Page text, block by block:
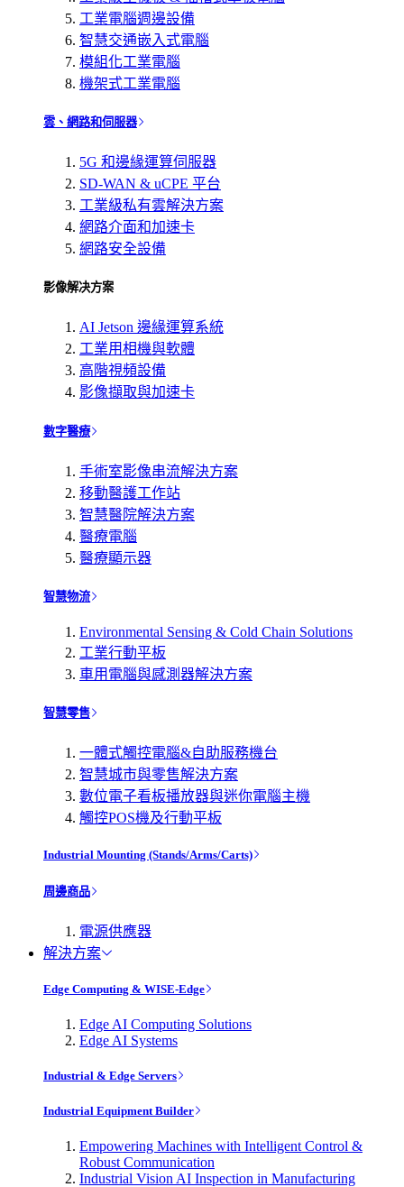
工業電腦週邊設備
智慧交通嵌入式電腦
模組化工業電腦
機架式工業電腦
雲、網路和伺服器
5G 和邊緣運算伺服器
SD-WAN & uCPE 平台
工業級私有雲解決方案
網路介面和加速卡
網路安全設備
影像解决方案
AI Jetson 邊緣運算系統
工業用相機與軟體
高階視頻設備
影像擷取與加速卡
數字醫療
手術室影像串流解決方案
移動醫護工作站
智慧醫院解決方案
醫療電腦
醫療顯示器
智慧物流
Environmental Sensing & Cold Chain Solutions
工業行動平板
車用電腦與感測器解決方案
智慧零售
一體式觸控電腦&自助服務機台
智慧城市與零售解決方案
數位電子看板播放器與迷你電腦主機
觸控POS機及行動平板
Industrial Mounting (Stands/Arms/Carts)
周邊商品
電源供應器
解決方案
Edge Computing & WISE-Edge
Edge AI Computing Solutions
Edge AI Systems
Industrial & Edge Servers
Industrial Equipment Builder
Empowering Machines with Intelligent Control &
Robust Communication
Industrial Vision AI Inspection in Manufacturing